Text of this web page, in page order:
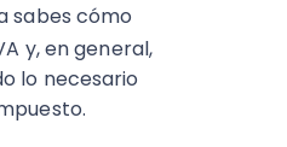
sabes cómo
y, en general,
lo necesario